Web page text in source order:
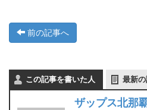
前の記事へ
この記事を書いた人 最新
ザップス北那